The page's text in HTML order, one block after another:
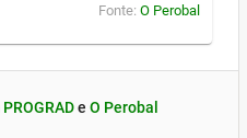
Fonte: O Perobal
PROGRADe O Perobal